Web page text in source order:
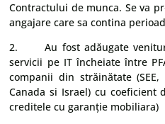
Contractului de munca. Se va
angajare care sa contina
2. Au fost adăugate
servicii pe IT încheiate între
companii din străinătate
Canada si Israel) cu coeficient
creditele cu garanție mobiliara)